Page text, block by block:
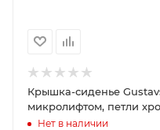
Крышка-сиденье
микролифтом, петли
Нет в наличии